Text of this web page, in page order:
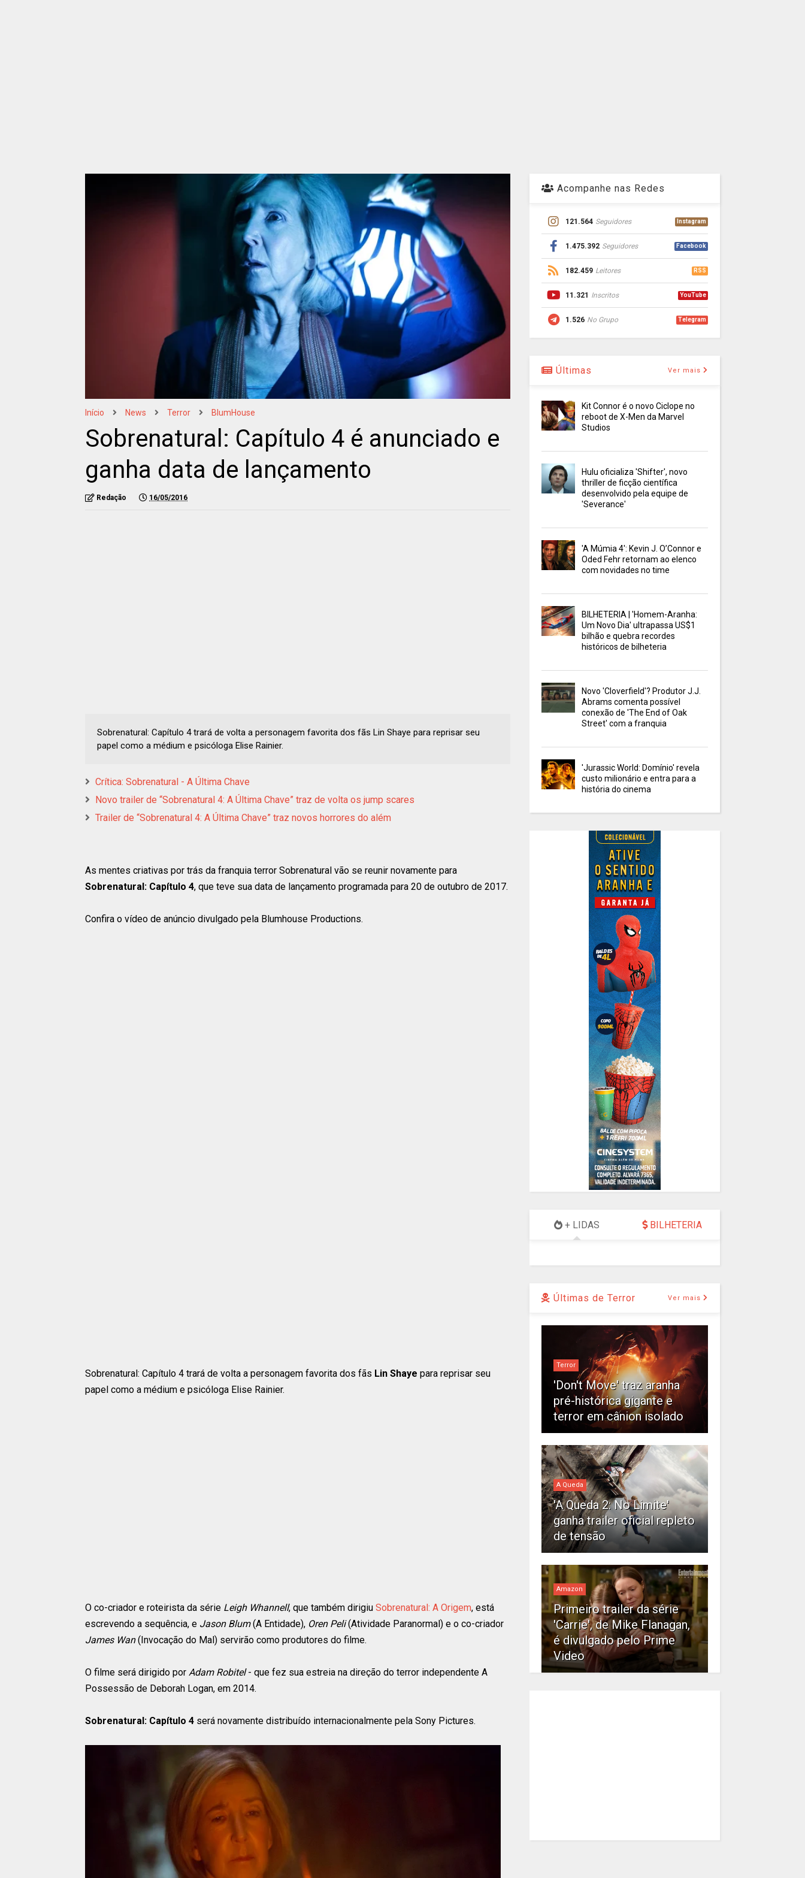
Início News Terror BlumHouse
Sobrenatural: Capítulo 4 é anunciado e
ganha data de lançamento
Redação 16/05/2016
Sobrenatural: Capítulo 4 trará de volta a personagem favorita dos fãs Lin Shaye para reprisar seu
papel como a médium e psicóloga Elise Rainier.
Crítica: Sobrenatural - A Última Chave
Novo trailer de “Sobrenatural 4: A Última Chave” traz de volta os jump scares
Trailer de “Sobrenatural 4: A Última Chave” traz novos horrores do além
As mentes criativas por trás da franquia terror Sobrenatural vão se reunir novamente para
Sobrenatural: Capítulo 4, que teve sua data de lançamento programada para 20 de outubro de 2017.
Confira o vídeo de anúncio divulgado pela Blumhouse Productions.
Sobrenatural: Capítulo 4 trará de volta a personagem favorita dos fãs Lin Shaye para reprisar seu
papel como a médium e psicóloga Elise Rainier.
O co-criador e roteirista da série Leigh Whannell, que também dirigiu Sobrenatural: A Origem, está
escrevendo a sequência, e Jason Blum(A Entidade), Oren Peli(Atividade Paranormal) e o co-criador
James Wan(Invocação do Mal) servirão como produtores do filme.
O filme será dirigido por Adam Robitel- que fez sua estreia na direção do terror independente A
Possessão de Deborah Logan, em 2014.
Sobrenatural: Capítulo 4 será novamente distribuído internacionalmente pela Sony Pictures.
Acompanhe nas Redes
121.564 Seguidores Instagram
1.475.392 Seguidores Facebook
182.459 Leitores RSS
11.321 Inscritos YouTube
1.526 No Grupo Telegram
Últimas Ver mais
Kit Connor é o novo Ciclope no
reboot de X-Men da Marvel
Studios
Hulu oficializa 'Shifter', novo
thriller de ficção científica
desenvolvido pela equipe de
'Severance'
'A Múmia 4': Kevin J. O’Connor e
Oded Fehr retornam ao elenco
com novidades no time
BILHETERIA | 'Homem-Aranha:
Um Novo Dia' ultrapassa US$1
bilhão e quebra recordes
históricos de bilheteria
Novo 'Cloverfield'? Produtor J.J.
Abrams comenta possível
conexão de 'The End of Oak
Street' com a franquia
'Jurassic World: Domínio' revela
custo milionário e entra para a
história do cinema
+ LIDAS BILHETERIA
Últimas de Terror Ver mais
Terror
'Don't Move' traz aranha
pré-histórica gigante e
terror em cânion isolado
A Queda
'A Queda 2: No Limite'
ganha trailer oficial repleto
de tensão
Amazon
Primeiro trailer da série
'Carrie', de Mike Flanagan,
é divulgado pelo Prime
Video